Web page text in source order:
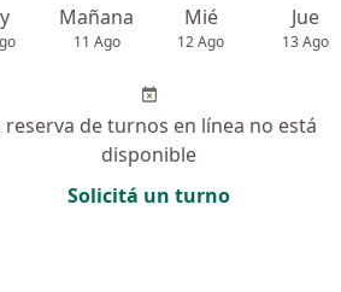
Mañana
11 Ago
Mié
12 Ago
Jue
13 Ago
reserva de turnos en línea no está
disponible
Solicitá un turno